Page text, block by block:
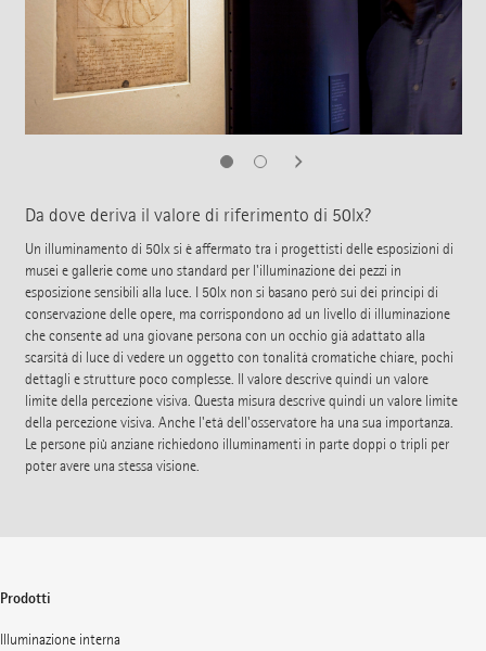
Da dove deriva il valore di riferimento di 50lx?
Un illuminamento di 50lx si è affermato tra i progettisti delle esposizioni di
musei e gallerie come uno standard per l'illuminazione dei pezzi in
esposizione sensibili alla luce. I 50lx non si basano però sui dei principi di
conservazione delle opere, ma corrispondono ad un livello di illuminazione
che consente ad una giovane persona con un occhio già adattato alla
scarsità di luce di vedere un oggetto con tonalità cromatiche chiare, pochi
dettagli e strutture poco complesse. Il valore descrive quindi un valore
limite della percezione visiva. Questa misura descrive quindi un valore limite
della percezione visiva. Anche l'età dell'osservatore ha una sua importanza.
Le persone più anziane richiedono illuminamenti in parte doppi o tripli per
poter avere una stessa visione.
Prodotti
Illuminazione interna